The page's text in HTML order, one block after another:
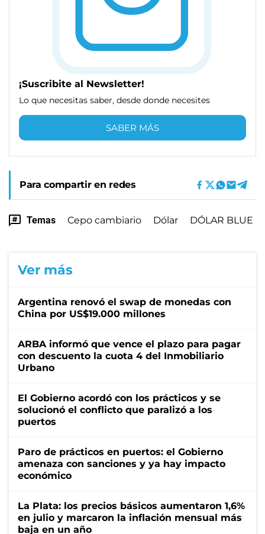
¡Suscribite al Newsletter!
Lo que necesitas saber, desde donde necesites
SABER MÁS
Para compartir en redes
Temas Cepo cambiario Dólar DÓLAR BLUE
Ver más
Argentina renovó el swap de monedas con
China por US$19.000 millones
ARBA informó que vence el plazo para pagar
con descuento la cuota 4 del Inmobiliario
Urbano
El Gobierno acordó con los prácticos y se
solucionó el conflicto que paralizó a los
puertos
Paro de prácticos en puertos: el Gobierno
amenaza con sanciones y ya hay impacto
económico
La Plata: los precios básicos aumentaron 1,6%
en julio y marcaron la inflación mensual más
baja en un año